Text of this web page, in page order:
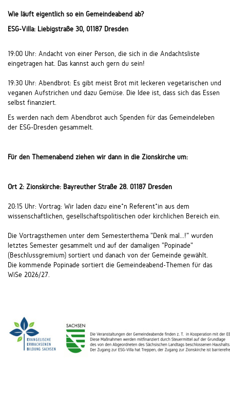
Wie läuft eigentlich so ein Gemeindeabend ab?
ESG-Villa: Liebigstraße 30, 01187 Dresden
19:00 Uhr: Andacht von einer Person, die sich in die Andachtsliste
eingetragen hat. Das kannst auch gern du sein!
19:30 Uhr: Abendbrot: Es gibt meist Brot mit leckeren vegetarischen und
veganen Aufstrichen und dazu Gemüse. Die Idee ist, dass sich das Essen
selbst finanziert.
Es werden nach dem Abendbrot auch Spenden für das Gemeindeleben
der ESG-Dresden gesammelt.
Für den Themenabend ziehen wir dann in die Zionskirche um:
Ort 2: Zionskirche: Bayreuther Straße 28. 01187 Dresden
20:15 Uhr: Vortrag: Wir laden dazu eine*n Referent*in aus dem
wissenschaftlichen, gesellschaftspolitischen oder kirchlichen Bereich ein.
Die Vortragsthemen unter dem Semesterthema "Denk mal...!" wurden
letztes Semester gesammelt und auf der damaligen "Popinade"
(Beschlussgremium) sortiert und danach von der Gemeinde gewählt.
Die kommende Popinade sortiert die Gemeindeabend-Themen für das
WiSe 2026/27.